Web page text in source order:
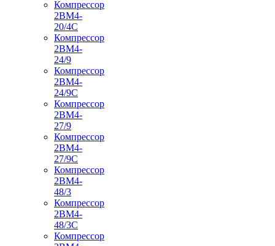
Компрессор
2ВМ4-
20/4С
Компрессор
2ВМ4-
24/9
Компрессор
2ВМ4-
24/9С
Компрессор
2ВМ4-
27/9
Компрессор
2ВМ4-
27/9С
Компрессор
2ВМ4-
48/3
Компрессор
2ВМ4-
48/3С
Компрессор